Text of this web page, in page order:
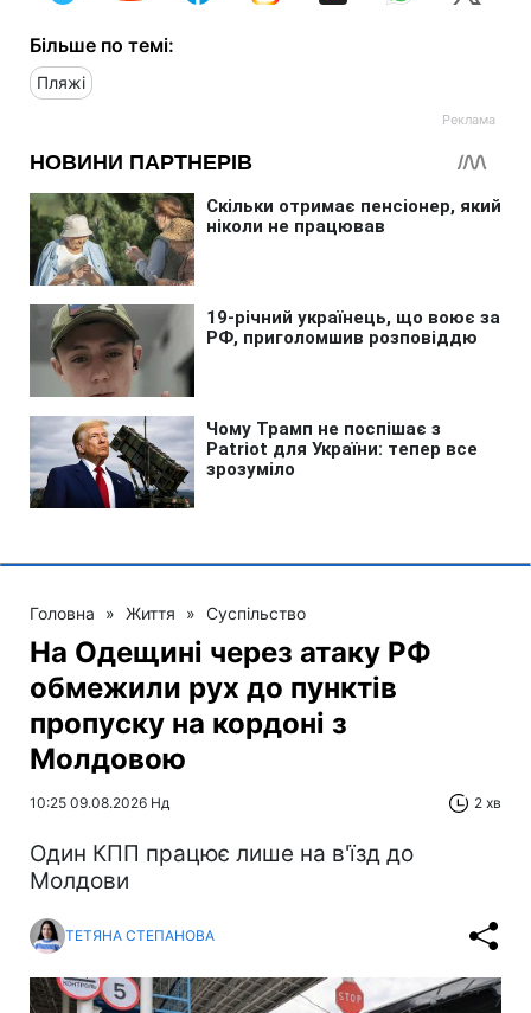
Більше по темі:
Пляжі
Головна » Життя » Суспільство
На Одещині через атаку РФ
обмежили рух до пунктів
пропуску на кордоні з
Молдовою
10:25 09.08.2026 Нд 2 хв
Один КПП працює лише на в'їзд до
Молдови
ТЕТЯНА СТЕПАНОВА